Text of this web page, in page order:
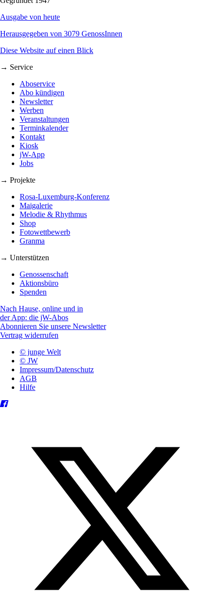
Ausgabe von heute
Herausgegeben von 3079 GenossInnen
Diese Website auf einen Blick
→ Service
Aboservice
Abo kündigen
Newsletter
Werben
Veranstaltungen
Terminkalender
Kontakt
Kiosk
jW-App
Jobs
→ Projekte
Rosa-Luxemburg-Konferenz
Maigalerie
Melodie & Rhythmus
Shop
Fotowettbewerb
Granma
→ Unterstützen
Genossenschaft
Aktionsbüro
Spenden
Nach Hause, online und in
der App: die jW-Abos
Abonnieren Sie unsere Newsletter
Vertrag widerrufen
© junge Welt
© JW
Impressum/Datenschutz
AGB
Hilfe